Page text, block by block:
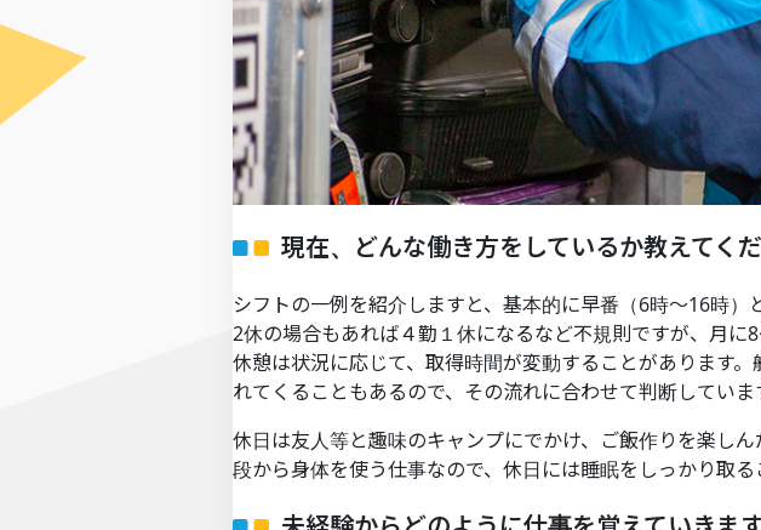
現在、どんな働き方をしているか教えてく
シフトの一例を紹介しますと、基本的に早番（6時〜16時
2休の場合もあれば４勤１休になるなど不規則ですが、月に8
休憩は状況に応じて、取得時間が変動することがあります
れてくることもあるので、その流れに合わせて判断していま
休日は友人等と趣味のキャンプにでかけ、ご飯作りを楽し
段から身体を使う仕事なので、休日には睡眠をしっかり取る